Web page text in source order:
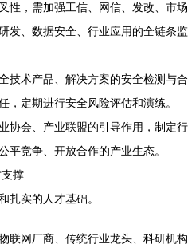
性，需加强工信、网信、发改、市场
发、数据安全、行业应用的全链条监
技术产品、解决方案的安全检测与合
，定期进行安全风险评估和演练。
协会、产业联盟的引导作用，制定行
平竞争、开放合作的产业生态。
撑
扎实的人才基础。
联网厂商、传统行业龙头、科研机构